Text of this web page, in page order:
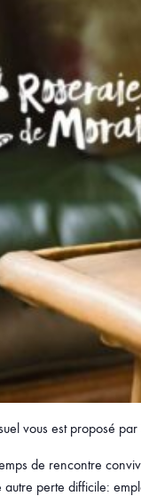
vous est proposé
de rencontre
autre perte difficile: